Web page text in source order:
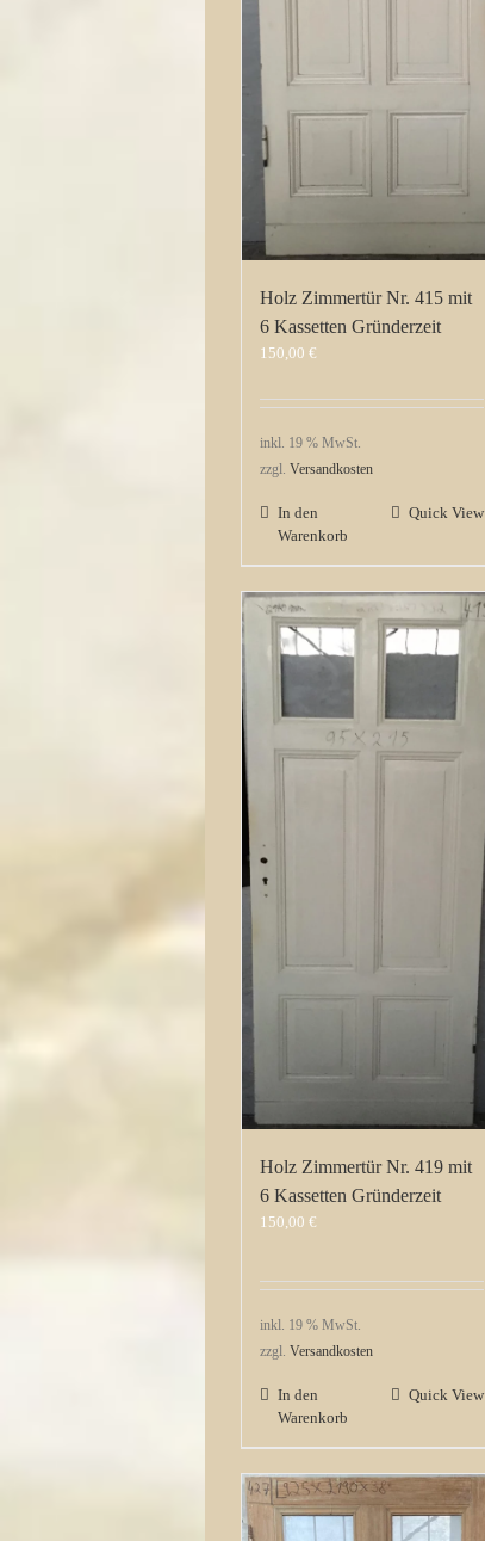
Holz Zimmertür Nr. 415 mit
6 Kassetten Gründerzeit
150,00 €
inkl. 19 % MwSt.
zzgl. Versandkosten
In den
Warenkorb
Quick View
Holz Zimmertür Nr. 419 mit
6 Kassetten Gründerzeit
150,00 €
inkl. 19 % MwSt.
zzgl. Versandkosten
In den
Warenkorb
Quick View